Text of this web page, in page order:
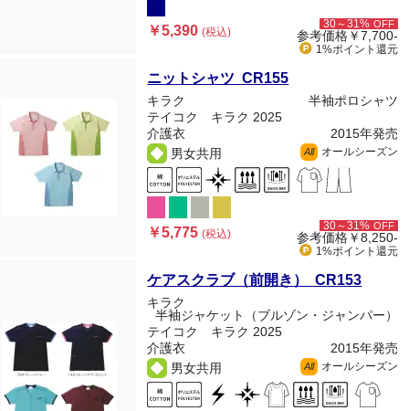
￥5,390(税込)
30～31% OFF
参考価格￥7,700-
1%ポイント 還元
ニットシャツ CR155
キラク
半袖ポロシャツ
テイコク キラク 2025
介護衣
2015年発売
男女共用
All オールシーズン
￥5,775(税込)
30～31% OFF
参考価格￥8,250-
1%ポイント 還元
ケアスクラブ（前開き） CR153
キラク
半袖ジャケット（ブルゾン・ジャンパー）
テイコク キラク 2025
介護衣
2015年発売
男女共用
All オールシーズン